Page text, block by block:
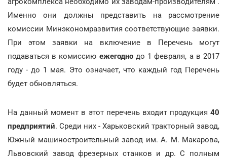
Именно они должны представить на рассмотрение
комиссии Минэкономразвития соответствующие заявки.
При этом заявки на включение в Перечень могут
подаваться в комиссию ежегоднодо 1 февраля, а в 2017
году - до 1 мая. Это означает, что каждый год Перечень
будет обновляться.
На данный момент в этот перечень входит продукция 40
предприятий. Среди них - Харьковский тракторный завод,
Южный машиностроительный завод им. А. М. Макарова,
Львовский завод фрезерных станков и др. С полным